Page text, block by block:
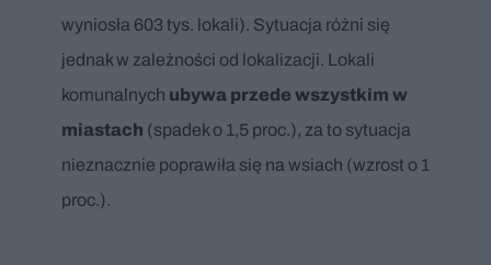
wyniosła 603 tys. lokali). Sytuacja różni się
jednak w zależności od lokalizacji. Lokali
komunalnych ubywa przede wszystkim w
miastach (spadek o 1,5 proc.), za to sytuacja
nieznacznie poprawiła się na wsiach (wzrost o 1
proc.).